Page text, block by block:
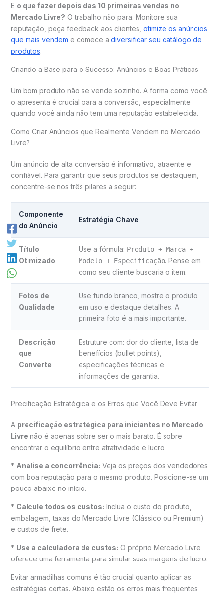
E o que fazer depois das 10 primeiras vendas no
Mercado Livre? O trabalho não para. Monitore sua
reputação, peça feedback aos clientes, otimize os anúncios
que mais vendem e comece a diversificar seu catálogo de
produtos.
Criando a Base para o Sucesso: Anúncios e Boas Práticas
Um bom produto não se vende sozinho. A forma como você
o apresenta é crucial para a conversão, especialmente
quando você ainda não tem uma reputação estabelecida.
Como Criar Anúncios que Realmente Vendem no Mercado
Livre?
Um anúncio de alta conversão é informativo, atraente e
confiável. Para garantir que seus produtos se destaquem,
concentre-se nos três pilares a seguir:
Componente
do Anúncio
Estratégia Chave
Título
Otimizado
Use a fórmula: Produto + Marca +
Modelo + Especificação. Pense em
como seu cliente buscaria o item.
Fotos de
Qualidade
Use fundo branco, mostre o produto
em uso e destaque detalhes. A
primeira foto é a mais importante.
Descrição
que
Converte
Estruture com: dor do cliente, lista de
benefícios (bullet points),
especificações técnicas e
informações de garantia.
Precificação Estratégica e os Erros que Você Deve Evitar
A precificação estratégica para iniciantes no Mercado
Livre não é apenas sobre ser o mais barato. É sobre
encontrar o equilíbrio entre atratividade e lucro.
* Analise a concorrência: Veja os preços dos vendedores
com boa reputação para o mesmo produto. Posicione-se um
pouco abaixo no início.
* Calcule todos os custos: Inclua o custo do produto,
embalagem, taxas do Mercado Livre (Clássico ou Premium)
e custos de frete.
* Use a calculadora de custos: O próprio Mercado Livre
oferece uma ferramenta para simular suas margens de lucro.
Evitar armadilhas comuns é tão crucial quanto aplicar as
estratégias certas. Abaixo estão os erros mais frequentes